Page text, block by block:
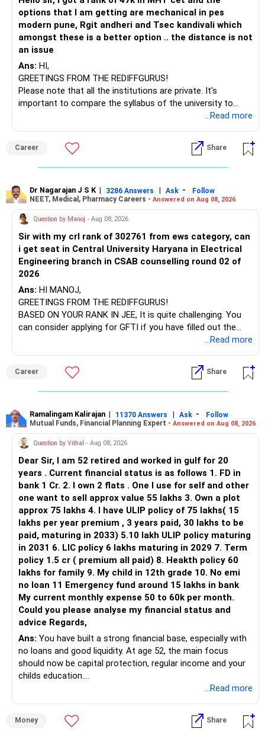
options that I am getting are mechanical in pes
modern pune, Rgit andheri and Tsec kandivali which
amongst these is a better option .. the distance is not
an issue
Ans: HI,
GREETINGS FROM THE REDIFFGURUS!
Please note that all the institutions are private. It's
important to compare the syllabus of the university to
which the institution is affiliated. Typically, the university's
institution's name. Start by reviewing the syllabus, then look
at the faculty (especially the turnover rate) and the
infrastructure, like the mechanical labs, which are crucial.
After the second year of your course, consider taking an
AIML course to boost your job employability.
BEST WISHES.
...Read more
Career Share
Dr Nagarajan J S K | 3286 Answers | Ask -
Follow
NEET, Medical, Pharmacy Careers - Answered on Aug 08, 2026
Question by Manoj - Aug 08, 2026
Sir with my crl rank of 302761 from ews category, can
i get seat in Central University Haryana in Electrical
Engineering branch in CSAB counselling round 02 of
2026
Ans: HI MANOJ,
GREETINGS FROM THE REDIFFGURUS!
BASED ON YOUR RANK IN JEE, It is quite challenging. You
can consider applying for GFTI if you have filled out the
ALL THE BEST.
...Read more
Career Share
Ramalingam Kalirajan | 11370 Answers | Ask -
Follow
Mutual Funds, Financial Planning Expert - Answered on Aug 08, 2026
Question by Vithal - Aug 08, 2026
Dear Sir, I am 52 retired and worked in gulf for 20
years . Current financial status is as follows 1. FD in
bank 1 Cr. 2. I own 2 flats . One I use for self and other
one want to sell approx value 55 lakhs 3. Own a plot
approx 75 lakhs 4. I have ULIP policy of 75 lakhs( 15
lakhs per year premium , 3 years paid, 30 lakhs to be
paid, maturing in 2033) 5.10 lakh ULIP policy maturing
in 2031 6. LIC policy 6 lakhs maturing in 2029 7. Term
policy 1.5 cr ( premium all paid) 8. Heakth policy 60
lakhs for family 9. My child in 12th grade 10. No emi
no loan 11 Emergency fund around 15 lakhs in bank
My current monthly expense 50 to 60k per month.
Could you please analyse my financial status and
advice Regards,
Ans: You have built a strong financial base, especially with
no loans and good liquidity. At age 52, the main focus
should now be capital protection, regular income and your
childs education.
– Your Rs.1 crore FD provides a strong safety base.
...Read more
Money Share